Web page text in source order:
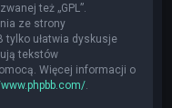
zwanej też „GPL”.
ze strony
tylko ułatwia dyskusje
tekstów
Więcej informacji o